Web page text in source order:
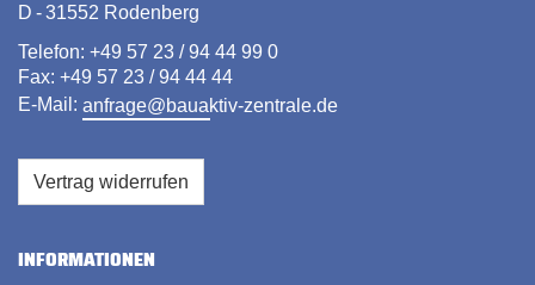
D - 31552 Rodenberg
Telefon: +49 57 23 / 94 44 99 0
Fax: +49 57 23 / 94 44 44
E-Mail: anfrage@bauaktiv-zentrale.de
Vertrag widerrufen
INFORMATIONEN